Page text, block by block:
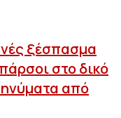
ξέσπασμα
στο δικό
από